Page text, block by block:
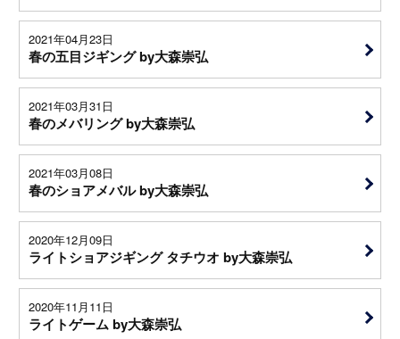
2021年04月23日
春の五目ジギング by大森崇弘
2021年03月31日
春のメバリング by大森崇弘
2021年03月08日
春のショアメバル by大森崇弘
2020年12月09日
ライトショアジギング タチウオ by大森崇弘
2020年11月11日
ライトゲーム by大森崇弘